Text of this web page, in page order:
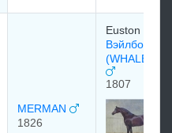
MERMAN
1826
Euston Stud
Вэйлбоун
1807